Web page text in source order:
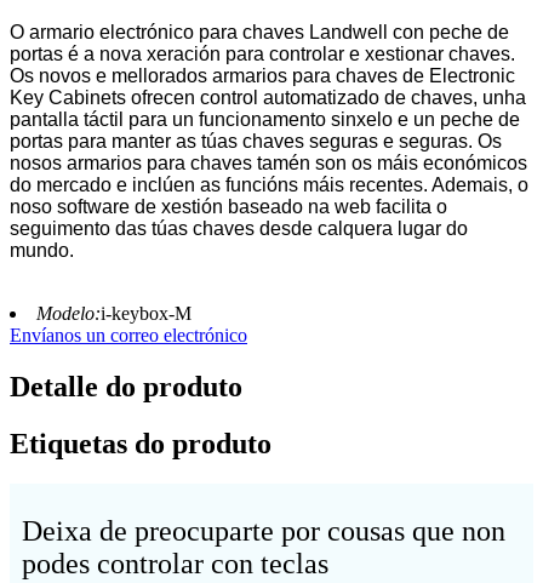
O armario electrónico para chaves Landwell con peche de
portas é a nova xeración para controlar e xestionar chaves.
Os novos e mellorados armarios para chaves de Electronic
Key Cabinets ofrecen control automatizado de chaves, unha
pantalla táctil para un funcionamento sinxelo e un peche de
portas para manter as túas chaves seguras e seguras. Os
nosos armarios para chaves tamén son os máis económicos
do mercado e inclúen as funcións máis recentes. Ademais, o
noso software de xestión baseado na web facilita o
seguimento das túas chaves desde calquera lugar do
mundo.
Modelo:i-keybox-M
Envíanos un correo electrónico
Detalle do produto
Etiquetas do produto
Deixa de preocuparte por cousas que non
podes controlar con teclas